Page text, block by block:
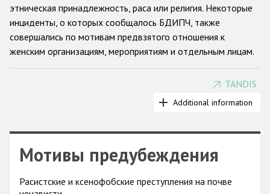
Anti-Muslim hate crime
Other hate crime based on religion or belief
Anti-LGBTI hate crime
Проекты БДИПЧ
этническая принадлежность, раса или религия. Некоторые
инциденты, о которых сообщалось БДИПЧ, также
совершались по мотивам предвзятого отношения к
женским организациям, мероприятиям и отдельным лицам.
Государства-участники ОБСЕ признали важность решения
проблемы равенства между мужчинами и женщинами и
ненависти были впервые упомянуты врешении Совета
БДИПЧ публикует отчеты о "преступлениях на почве
TANDIS
Additional information
Мотивы предубеждения
Расистские и ксенофобские преступления на почве